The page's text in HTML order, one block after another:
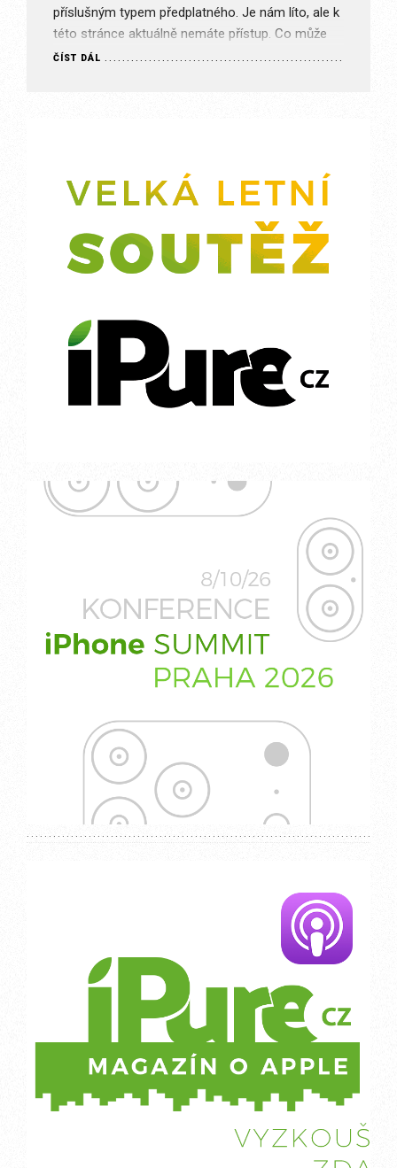
příslušným typem předplatného. Je nám líto, ale k
této stránce aktuálně nemáte přístup. Co může
být špatně? Nejste přihlášen(a) Máte předplatné,…
ČÍST DÁL